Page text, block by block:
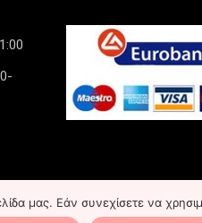
μας. Εάν συνεχίσετε να